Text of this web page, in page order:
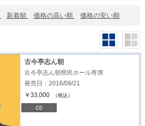
新着順 価格の高い順 価格の安い順
古今亭志ん朝
古今亭志ん朝県民ホール寄席
発売日：2016/09/21
￥33,000
（税込）